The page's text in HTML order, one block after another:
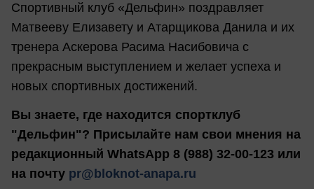
Спортивный клуб «Дельфин» поздравляет
Матвееву Елизавету и Атарщикова Данила и их
тренера Аскерова Расима Насибовича с
прекрасным выступлением и желает успеха и
новых спортивных достижений.
Вы знаете, где находится спортклуб
"Дельфин"? Присылайте нам свои мнения на
редакционный WhatsApp 8 (988) 32-00-123 или
на почту pr@bloknot-anapa.ru